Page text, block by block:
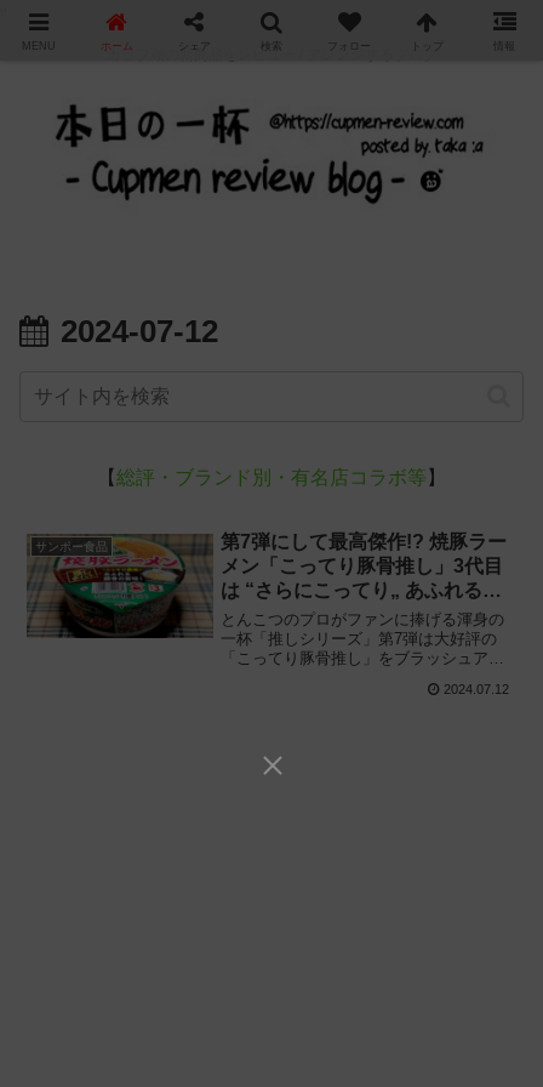
カップ麺の新商品をレビュー / アレンジするブログ
2024-07-12
【総評・ブランド別・有名店コラボ等 】
サンポー食品
第7弾にして最高傑作!? 焼豚ラー
メン「こってり豚骨推し」3代目
は “さらにこってり„ あふれる豚
骨感を実現!!
とんこつのプロがファンに捧げる渾身の
一杯「推しシリーズ」第7弾は大好評の
「こってり豚骨推し」をブラッシュアッ
り豚骨推し」2024年7月発売品（3代目）
2024.07.12
MENU ホーム シェア 検索 フォロー トップ 情報